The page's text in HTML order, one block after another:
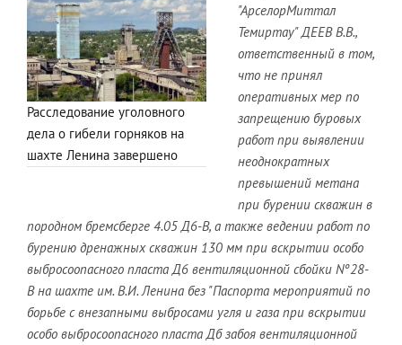
Расследование уголовного
дела о гибели горняков на
шахте Ленина завершено
"АрселорМиттал
Темиртау" ДЕЕВ В.В.,
ответственный в том,
что не принял
оперативных мер по
запрещению буровых
работ при выявлении
неоднократных
превышений метана
при бурении скважин в
породном бремсберге 4.05 Д6-В, а также ведении работ по
бурению дренажных скважин 130 мм при вскрытии особо
выбросоопасного пласта Д6 вентиляционной сбойки Nº28-
В на шахте им. В.И. Ленина без "Паспорта мероприятий по
борьбе с внезапными выбросами угля и газа при вскрытии
особо выбросоопасного пласта Дб забоя вентиляционной